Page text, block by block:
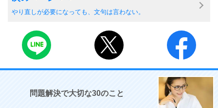
やり直しが必要になっても、文句は言わない。
問題解決で大切な30のこと